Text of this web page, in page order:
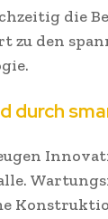
die
zu den
durch